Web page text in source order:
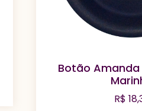
Botão Amanda
R$